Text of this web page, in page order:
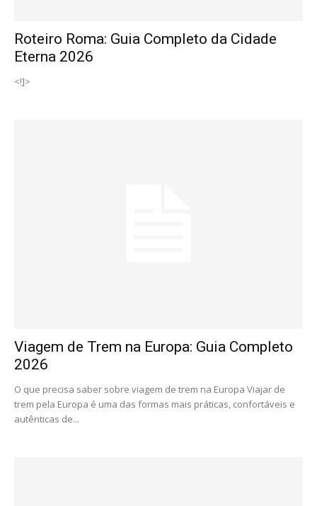
Roteiro Roma: Guia Completo da Cidade
Eterna 2026
<!]>
Viagem de Trem na Europa: Guia Completo
2026
O que precisa saber sobre viagem de trem na Europa Viajar de
trem pela Europa é uma das formas mais práticas, confortáveis e
autênticas de...